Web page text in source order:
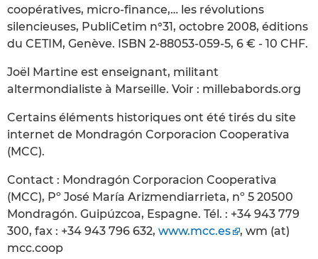
coopératives, micro-finance,… les révolutions
silencieuses, PubliCetim n°31, octobre 2008, éditions
du CETIM, Genève. ISBN 2-88053-059-5, 6 € - 10 CHF.
Joël Martine est enseignant, militant
altermondialiste à Marseille. Voir : millebabords.org
Certains éléments historiques ont été tirés du site
internet de Mondragón Corporacion Cooperativa
(MCC).
Contact : Mondragón Corporacion Cooperativa
(MCC), Pº José María Arizmendiarrieta, nº 5 20500
Mondragón. Guipúzcoa, Espagne. Tél. : +34 943 779
300, fax : +34 943 796 632, www.mcc.es
, wm (at)
mcc.coop